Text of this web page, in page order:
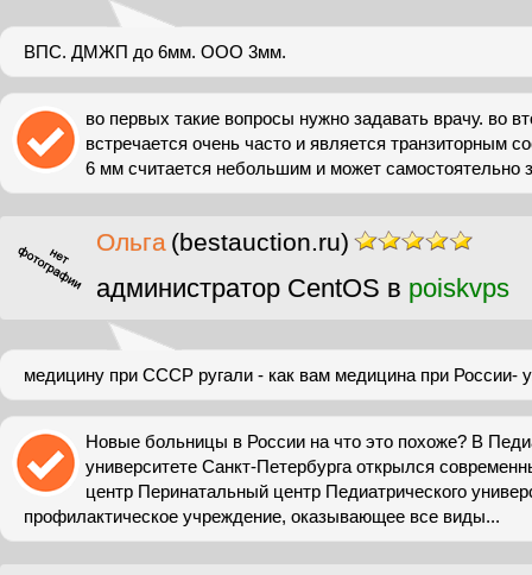
ВПС. ДМЖП до 6мм. ООО 3мм.
во первых такие вопросы нужно задавать врачу. во
встречается очень часто и является транзиторным
6 мм считается небольшим и может самостоятельно
Ольга (bestauction.ru)
администратор CentOS в poiskvps
медицину при СССР ругали - как вам медицина при России-
Новые больницы в России на что это похоже? В
университете Санкт-Петербурга открылся
центр Перинатальный центр Педиатрического
профилактическое учреждение, оказывающее все виды...